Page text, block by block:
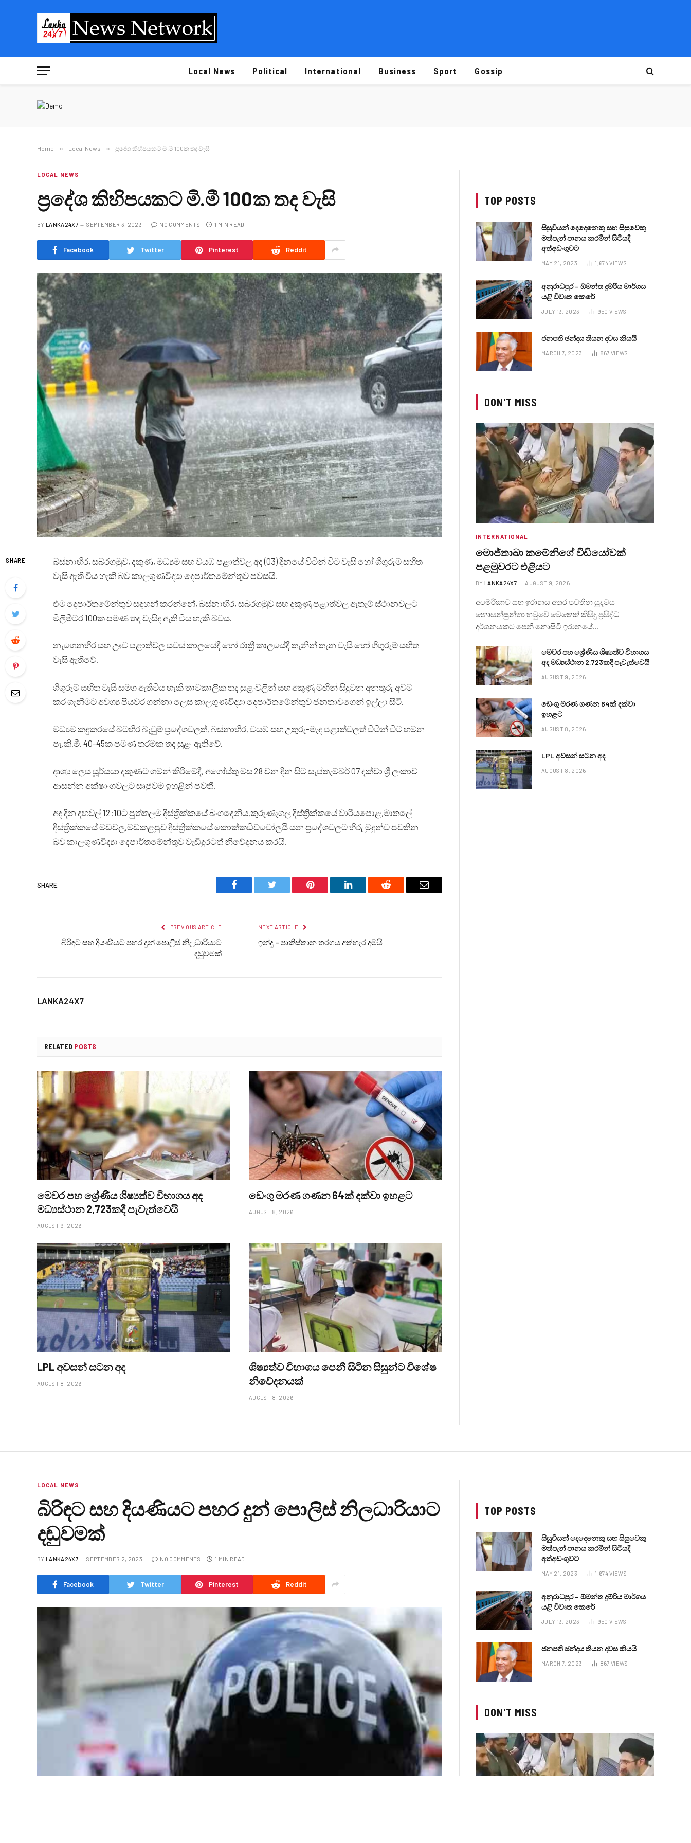
Local News Political International Business Sport Gossip
Home » Local News » ප්‍රදේශ කිහිපයකට මි.මී 100ක තද වැසි
LOCAL NEWS
ප්‍රදේශ කිහිපයකට මි.මී 100ක තද වැසි
BY LANKA24X7 SEPTEMBER 3, 2023 NO COMMENTS 1 MIN READ
Facebook Twitter Pinterest Reddit
SHARE
බස්නාහිර, සබරගමුව, දකුණ, මධ්‍යම සහ වයඹ පළාත්වල අද (03) දිනයේ විටින් විට වැසි හෝ ගිගුරුම් සහිත
වැසි ඇති විය හැකි බව කාලගුණවිද්‍යා දෙපාර්තමේන්තුව පවසයි.
එම දෙපාර්තමේන්තුව සඳහන් කරන්නේ, බස්නාහිර, සබරගමුව සහ දකුණු පළාත්වල ඇතැම් ස්ථානවලට
මිලිමීටර 100ක පමණ තද වැසිද ඇති විය හැකි බවය.
නැගෙනහිර සහ ඌව පළාත්වල සවස් කාලයේදී හෝ රාත්‍රී කාලයේදී තැනින් තැන වැසි හෝ ගිගුරුම් සහිත
වැසි ඇතිවේ.
ගිගුරුම් සහිත වැසි සමග ඇතිවිය හැකි තාවකාලික තද සුළංවලින් සහ අකුණු මඟින් සිදුවන අනතුරු අවම
කර ගැනීමට අවශ්‍ය පියවර ගන්නා ලෙස කාලගුණවිද්‍යා දෙපාර්තමේන්තුව ජනතාවගෙන් ඉල්ලා සිටී.
මධ්‍යම කඳුකරයේ බටහිර බෑවුම් ප්‍රදේශවලත්, බස්නාහිර, වයඹ සහ උතුරු-මැද පළාත්වලත් විටින් විට හමන
පැ.කි.මී. 40-45ක පමණ තරමක තද සුළං ඇතිවේ.
දෘශ්‍ය ලෙස සූර්යයා දකුණට ගමන් කිරීමේදී, අගෝස්තු මස 28 වන දින සිට සැප්තැම්බර් 07 දක්වා ශ්‍රී ලංකාව
ආසන්න අක්ෂාංශවලට සෘජුවම ඉහළින් පවතී.
අද දින දහවල් 12:10ට පුත්තලම දිස්ත්‍රික්කයේ බංගදෙනිය,කුරුණෑගල දිස්ත්‍රික්කයේ වාරියපොළ,මාතලේ
දිස්ත්‍රික්කයේ මඩවල,මඩකළපුව දිස්ත්‍රික්කයේ කොක්කඩිච්චෝලයි යන ප්‍රදේශවලට හිරු මුදුන්ව පවතින
බව කාලගුණවිද්‍යා දෙපාර්තමේන්තුව වැඩිදුරටත් නිවේදනය කරයි.
SHARE.
Facebook Twitter Pinterest LinkedIn Reddit Email
PREVIOUS ARTICLE
බිරිඳට සහ දියණියට පහර දුන් පොලිස් නිලධාරියාට
දඬුවමක්
NEXT ARTICLE
ඉන්දු – පාකිස්තාන තරගය අත්හැර දමයි
LANKA24X7
RELATED POSTS
මෙවර පහ ශ්‍රේණිය ශිෂ්‍යත්ව විභාගය අද
මධ්‍යස්ථාන 2,723කදී පැවැත්වෙයි
AUGUST 9, 2026
ඩෙංගු මරණ ගණන 64ක් දක්වා ඉහළට
AUGUST 8, 2026
LPL අවසන් සටන අද
AUGUST 8, 2026
ශිෂ්‍යත්ව විභාගය පෙනී සිටින සිසුන්ට විශේෂ
නිවේදනයක්
AUGUST 8, 2026
TOP POSTS
සිසුවියන් දෙදෙනෙකු සහ සිසුවෙකු
මත්පැන් පානය කරමින් සිටියදී
අත්අඩංගුවට
MAY 21, 2023 1,674VIEWS
අනුරාධපුර – ඕමන්ත දුම්රිය මාර්ගය
යළි විවෘත කෙරේ
JULY 13, 2023 950 VIEWS
ජනපති ඡන්දය තියන දවස කියයි
MARCH 7, 2023 867 VIEWS
DON'T MISS
INTERNATIONAL
මොජ්තාබා කමේනිගේ වීඩියෝවක්
පළමුවරට එළියට
BY LANKA24X7 AUGUST 9, 2026
අමෙරිකාව සහ ඉරානය අතර පවතින යුදමය
නොසන්සුන්තා හමුවේ මෙතෙක් කිසිදු ප්‍රසිද්ධ
දර්ශනයකට පෙනී නොසිටි ඉරානයේ…
මෙවර පහ ශ්‍රේණිය ශිෂ්‍යත්ව විභාගය
අද මධ්‍යස්ථාන 2,723කදී පැවැත්වෙයි
AUGUST 9, 2026
ඩෙංගු මරණ ගණන 64ක් දක්වා
ඉහළට
AUGUST 8, 2026
LPL අවසන් සටන අද
AUGUST 8, 2026
LOCAL NEWS
බිරිඳට සහ දියණියට පහර දුන් පොලිස් නිලධාරියාට
දඬුවමක්
BY LANKA24X7 SEPTEMBER 2, 2023 NO COMMENTS 1 MIN READ
Facebook Twitter Pinterest Reddit
TOP POSTS
සිසුවියන් දෙදෙනෙකු සහ සිසුවෙකු
මත්පැන් පානය කරමින් සිටියදී
අත්අඩංගුවට
MAY 21, 2023 1,674VIEWS
අනුරාධපුර – ඕමන්ත දුම්රිය මාර්ගය
යළි විවෘත කෙරේ
JULY 13, 2023 950 VIEWS
ජනපති ඡන්දය තියන දවස කියයි
MARCH 7, 2023 867 VIEWS
DON'T MISS